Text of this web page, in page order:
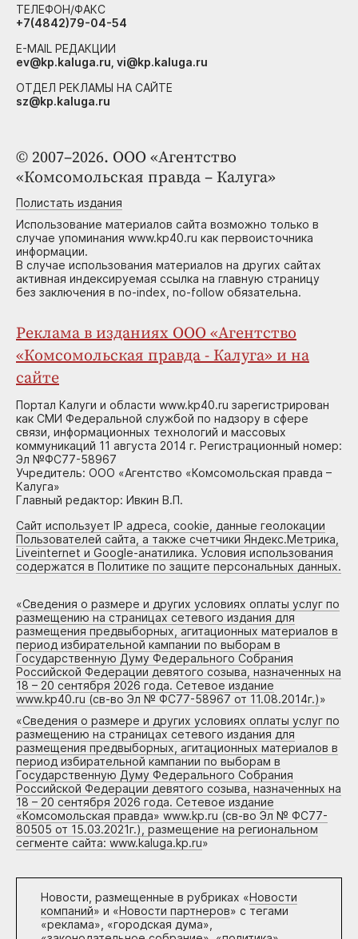
© 2007–2026. ООО «Агентство
«Комсомольская правда – Калуга»
Полистать издания
Использование материалов сайта возможно только в
случае упоминания www.kp40.ru как первоисточника
информации.
В случае использования материалов на других сайтах
активная индексируемая ссылка на главную страницу
без заключения в no-index, no-follow обязательна.
Реклама в изданиях ООО «Агентство
«Комсомольская правда - Калуга» и на
сайте
Портал Калуги и области www.kp40.ru зарегистрирован
как СМИ Федеральной службой по надзору в сфере
связи, информационных технологий и массовых
коммуникаций 11 августа 2014 г. Регистрационный номер:
Эл №ФС77-58967
Учредитель: ООО «Агентство «Комсомольская правда –
Калуга»
Главный редактор: Ивкин В.П.
Сайт использует IP адреса, cookie, данные геолокации
Пользователей сайта, а также счетчики Яндекс.Метрика,
Liveinternet и Google-анатилика. Условия использования
содержатся в Политике по защите персональных данных.
«Сведения о размере и других условиях оплаты услуг по
размещению на страницах сетевого издания для
размещения предвыборных, агитационных материалов в
период избирательной кампании по выборам в
Государственную Думу Федерального Собрания
Российской Федерации девятого созыва, назначенных на
18 – 20 сентября 2026 года. Сетевое издание
www.kp40.ru (св-во Эл № ФС77-58967 от 11.08.2014г.)»
«Сведения о размере и других условиях оплаты услуг по
размещению на страницах сетевого издания для
размещения предвыборных, агитационных материалов в
период избирательной кампании по выборам в
Государственную Думу Федерального Собрания
Российской Федерации девятого созыва, назначенных на
18 – 20 сентября 2026 года. Сетевое издание
«Комсомольская правда» www.kp.ru (св-во Эл № ФС77-
80505 от 15.03.2021г.), размещение на региональном
сегменте сайта: www.kaluga.kp.ru»
Новости, размещенные в рубриках «Новости
компаний» и «Новости партнеров» с тегами
«реклама», «городская дума»,
ТЕЛЕФОН/ФАКС
+7(4842)79-04-54
E-MAIL РЕДАКЦИИ
ev@kp.kaluga.ru, vi@kp.kaluga.ru
ОТДЕЛ РЕКЛАМЫ НА САЙТЕ
sz@kp.kaluga.ru